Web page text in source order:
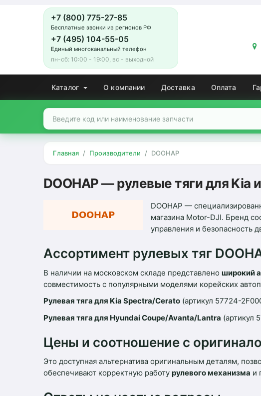
+7 (800) 775-27-85
Бесплатные звонки из регионов РФ
+7 (495) 104-55-05
Единый многоканальный телефон
пн-сб: 10:00 - 19:00, вс - выходной
Каталог О компании Доставка Оплата
Главная Производители DOOHAP
DOOHAP — рулевые тяги для Kia
DOOHAP —
магазина Motor-DJI. Бренд
управления и безопасность
Ассортимент рулевых тяг
В наличии на московском складе представлено широкий
совместимость с популярными моделями корейских
Рулевая тяга для Kia Spectra/Cerato (артикул 57724-
Рулевая тяга для Hyundai Coupe/Avanta/Lantra (артикул
Цены и соотношение с
Это доступная альтернатива оригинальным деталям,
обеспечивают корректную работу рулевого механизма и